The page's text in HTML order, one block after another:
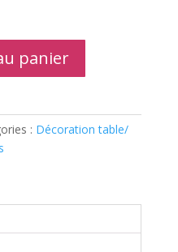
panier
: Décoration table/